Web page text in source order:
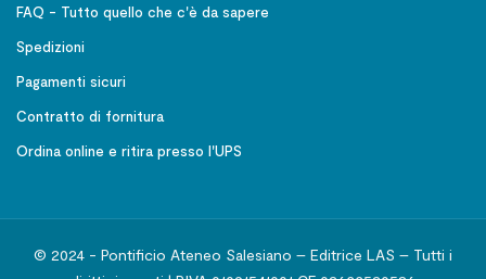
FAQ - Tutto quello che c'è da sapere
Spedizioni
Pagamenti sicuri
Contratto di fornitura
Ordina online e ritira presso l'UPS
© 2024 - Pontificio Ateneo Salesiano – Editrice LAS – Tutti i